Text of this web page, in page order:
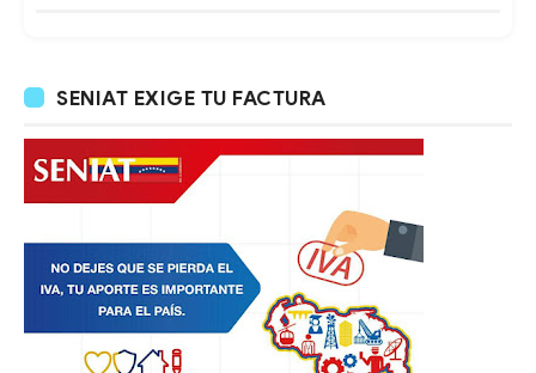
SENIAT EXIGE TU FACTURA